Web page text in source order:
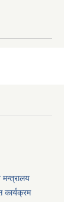
मन्त्रालय
कार्यक्रम